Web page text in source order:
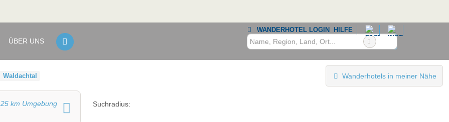
WANDERHOTEL LOGIN HILFE
ÜBER UNS
Waldachtal Wanderhotels in meiner Nähe
25km Umgebung Suchradius: